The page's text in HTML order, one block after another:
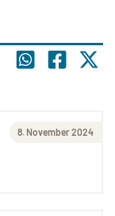
8. November 2024